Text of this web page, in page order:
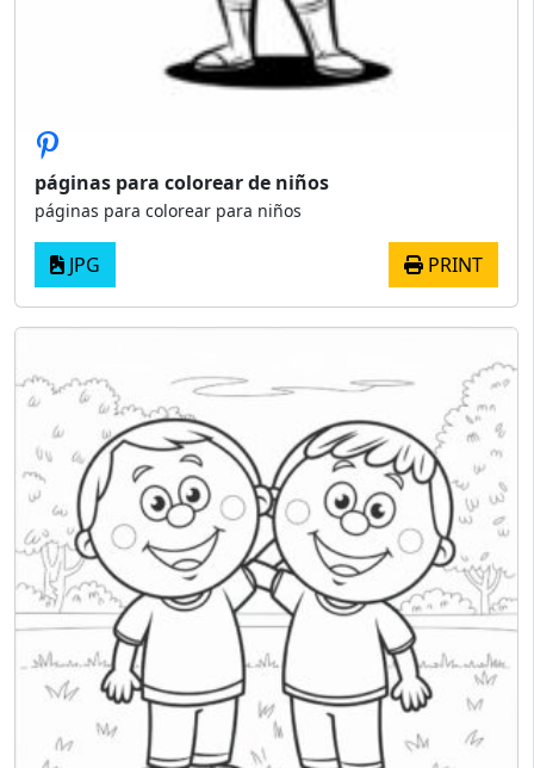
páginas para colorear de niños
páginas para colorear para niños
JPG PRINT